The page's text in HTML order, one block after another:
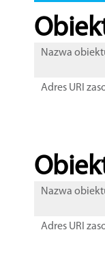
Nazwa
Adres URI
Nazwa
Adres URI